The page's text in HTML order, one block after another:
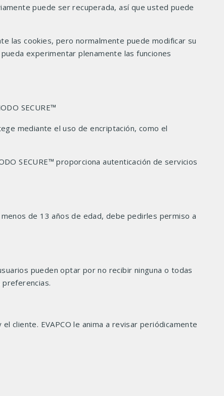
puede ser recuperada, así que usted puede
las cookies, pero normalmente puede modificar su
experimentar plenamente las funciones
SECURE™
mediante el uso de encriptación, como el
SECURE™ proporciona autenticación de servicios
de 13 años de edad, debe pedirles permiso a
pueden optar por no recibir ninguna o todas
preferencias.
cliente. EVAPCO le anima a revisar periódicamente